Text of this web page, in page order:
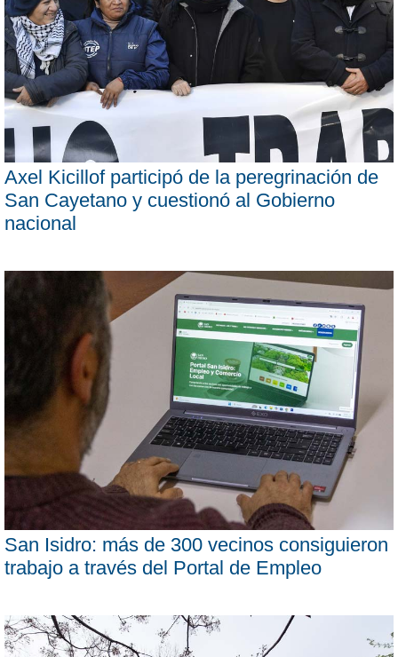
Axel Kicillof participó de la peregrinación de
San Cayetano y cuestionó al Gobierno
nacional
San Isidro: más de 300 vecinos consiguieron
trabajo a través del Portal de Empleo